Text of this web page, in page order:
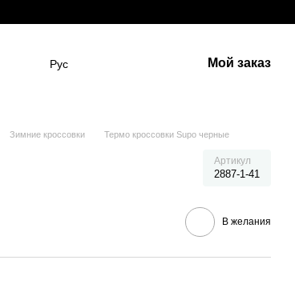
Рус Мой заказ
Зимние кроссовки Термо кроссовки Supo черные
Артикул
2887-1-41
В желания